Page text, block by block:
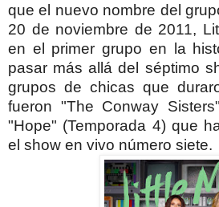
que el nuevo nombre del
20 de noviembre de 2011,
en el primer grupo en la
pasar más allá del séptimo
grupos de chicas que
fueron "The Conway
"Hope" (Temporada 4) que
el show en vivo número siete.